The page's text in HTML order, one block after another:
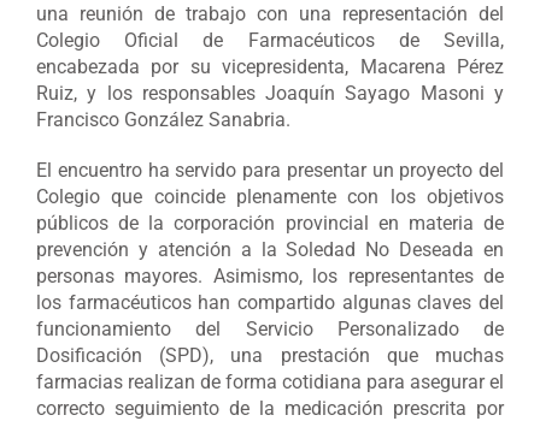
una reunión de trabajo con una representación del
Colegio Oficial de Farmacéuticos de Sevilla,
encabezada por su vicepresidenta, Macarena Pérez
Ruiz, y los responsables Joaquín Sayago Masoni y
Francisco González Sanabria.
El encuentro ha servido para presentar un proyecto del
Colegio que coincide plenamente con los objetivos
públicos de la corporación provincial en materia de
prevención y atención a la Soledad No Deseada en
personas mayores. Asimismo, los representantes de
los farmacéuticos han compartido algunas claves del
funcionamiento del Servicio Personalizado de
Dosificación (SPD), una prestación que muchas
farmacias realizan de forma cotidiana para asegurar el
correcto seguimiento de la medicación prescrita por